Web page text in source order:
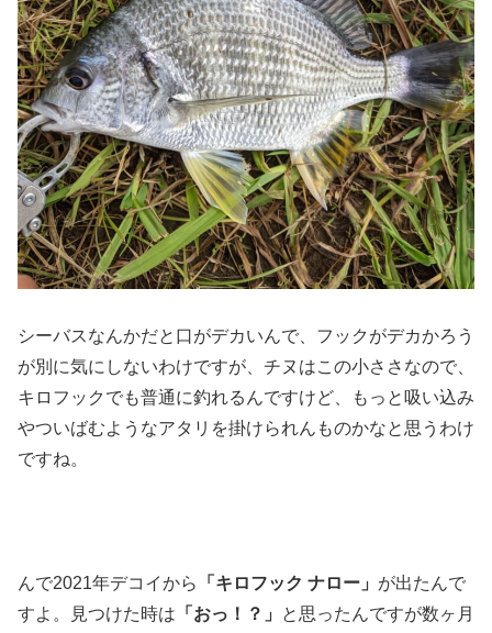
シーバスなんかだと口がデカいんで、フックがデカかろう
が別に気にしないわけですが、チヌはこの小ささなので、
キロフックでも普通に釣れるんですけど、もっと吸い込み
やついばむようなアタリを掛けられんものかなと思うわけ
ですね。
んで2021年デコイから 「キロフック ナロー」 が出たんで
すよ。見つけた時は 「おっ！？」
と思ったんですが数ヶ月